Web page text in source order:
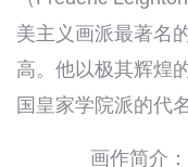
美主义画派最著名
高。他以极其辉煌
国皇家学院派的代
画作简介：